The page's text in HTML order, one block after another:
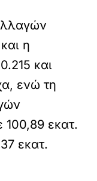
η
και
ενώ τη
εκατ.
εκατ.